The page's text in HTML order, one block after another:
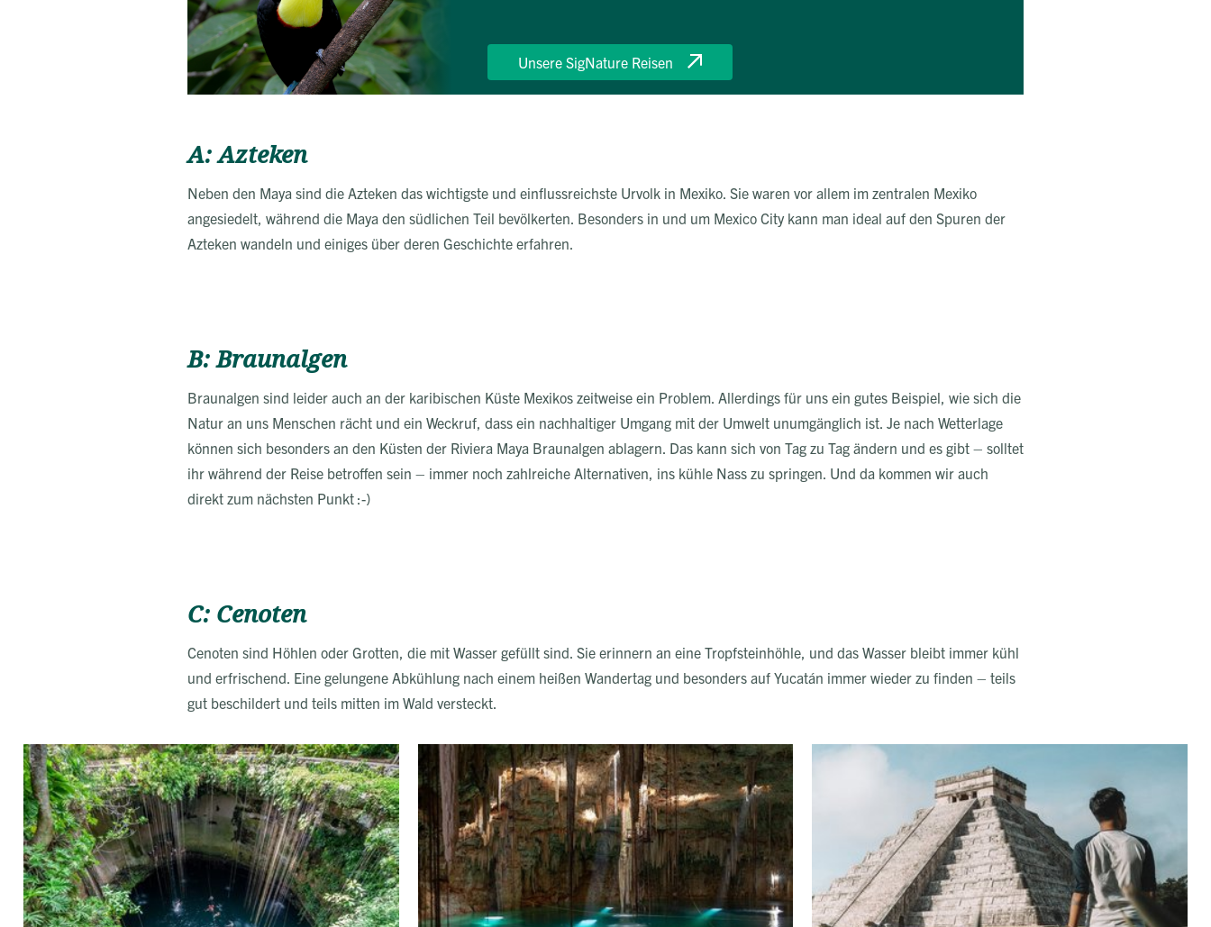
Unsere SigNature Reisen
A: Azteken
Neben den Maya sind die Azteken das wichtigste und einflussreichste Urvolk in Mexiko. Sie waren vor allem im zentralen Mexiko
angesiedelt, während die Maya den südlichen Teil bevölkerten. Besonders in und um Mexico City kann man ideal auf den Spuren der
Azteken wandeln und einiges über deren Geschichte erfahren.
B: Braunalgen
Braunalgen sind leider auch an der karibischen Küste Mexikos zeitweise ein Problem. Allerdings für uns ein gutes Beispiel, wie sich die
Natur an uns Menschen rächt und ein Weckruf, dass ein nachhaltiger Umgang mit der Umwelt unumgänglich ist. Je nach Wetterlage
können sich besonders an den Küsten der Riviera Maya Braunalgen ablagern. Das kann sich von Tag zu Tag ändern und es gibt – solltet
ihr während der Reise betroffen sein – immer noch zahlreiche Alternativen, ins kühle Nass zu springen. Und da kommen wir auch
direkt zum nächsten Punkt :-)
C: Cenoten
Cenoten sind Höhlen oder Grotten, die mit Wasser gefüllt sind. Sie erinnern an eine Tropfsteinhöhle, und das Wasser bleibt immer kühl
und erfrischend. Eine gelungene Abkühlung nach einem heißen Wandertag und besonders auf Yucatán immer wieder zu finden – teils
gut beschildert und teils mitten im Wald versteckt.